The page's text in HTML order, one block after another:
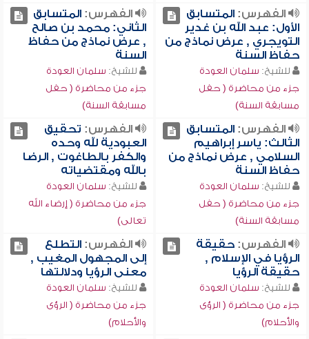
الفهرس:المتسابق
الأول: عبد الله بن غدير
التويجري , عرض نماذج من
حفاظ السنة
للشيخ: سلمان العودة
جزء من محاضرة ( حفل
مسابقة السنة)
الفهرس:المتسابق
الثاني: محمد بن صالح
, عرض نماذج من حفاظ
السنة
للشيخ: سلمان العودة
جزء من محاضرة ( حفل
مسابقة السنة)
الفهرس:المتسابق
الثالث: ياسر إبراهيم
السلامي , عرض نماذج من
حفاظ السنة
للشيخ: سلمان العودة
جزء من محاضرة ( حفل
مسابقة السنة)
الفهرس: تحقيق
العبودية لله وحده
والكفر بالطاغوت , الرضا
بالله ومقتضياته
للشيخ: سلمان العودة
جزء من محاضرة ( إرضاء الله
تعالى)
الفهرس:حقيقة
الرؤيا في الإسلام ,
حقيقة الرؤيا
للشيخ: سلمان العودة
جزء من محاضرة ( الرؤى
والأحلام)
الفهرس:التطلع
إلى المجهول المغيب ,
معنى الرؤيا ودلالتها
للشيخ: سلمان العودة
جزء من محاضرة ( الرؤى
والأحلام)